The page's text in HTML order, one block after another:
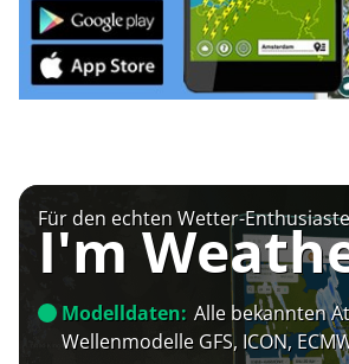
Für den echten Wetter-
I'm
Modelldaten: Alle bekannten
Wellenmodelle GFS, ICON,